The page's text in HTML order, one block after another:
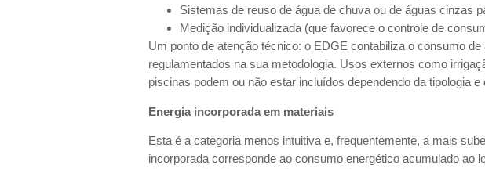
Sistemas de reuso de água de chuva ou de águas cinzas
Medição individualizada (que favorece o controle de
Um ponto de atenção técnico: o EDGE contabiliza o consumo
regulamentados na sua metodologia. Usos externos como
piscinas podem ou não estar incluídos dependendo da tipologia
Energia incorporada em materiais
Esta é a categoria menos intuitiva e, frequentemente, a mais
incorporada corresponde ao consumo energético acumulado ao